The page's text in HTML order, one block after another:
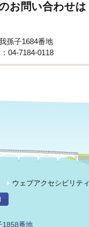
お問い合わせは
孫子1684番地
04-7184-0118
ウェブアクセシビリティ
番地